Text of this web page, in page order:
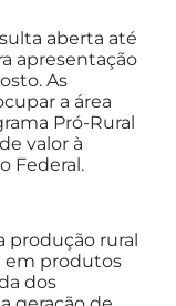
aberta até
apresentação
As
a área
Pró-Rural
valor à
Federal.
produção rural
em produtos
dos